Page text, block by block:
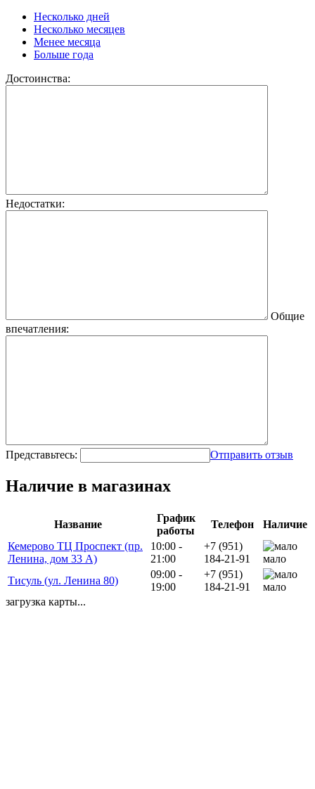
Несколько дней
Несколько месяцев
Менее месяца
Больше года
Достоинства:
Недостатки:
Общие
впечатления:
Представьтесь: Отправить отзыв
Наличие в магазинах
Название
График
работы
Телефон
Наличие
Кемерово ТЦ Проспект (пр.
Ленина, дом 33 А)
10:00 -
21:00
+7 (951)
184-21-91
мало
Тисуль (ул. Ленина 80)
09:00 -
19:00
+7 (951)
184-21-91
мало
загрузка карты...